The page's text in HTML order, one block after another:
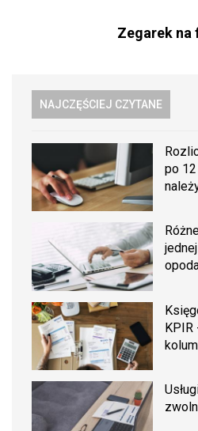
Zegarek na
NAJCZĘŚCIEJ CZYTANE
po
KPIR